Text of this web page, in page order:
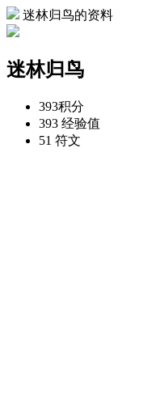
迷林归鸟的资料
迷林归鸟
393积分
393 经验值
51 符文